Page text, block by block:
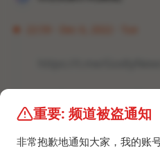
重要: 频道被盗通知
非常抱歉地通知大家，我的账